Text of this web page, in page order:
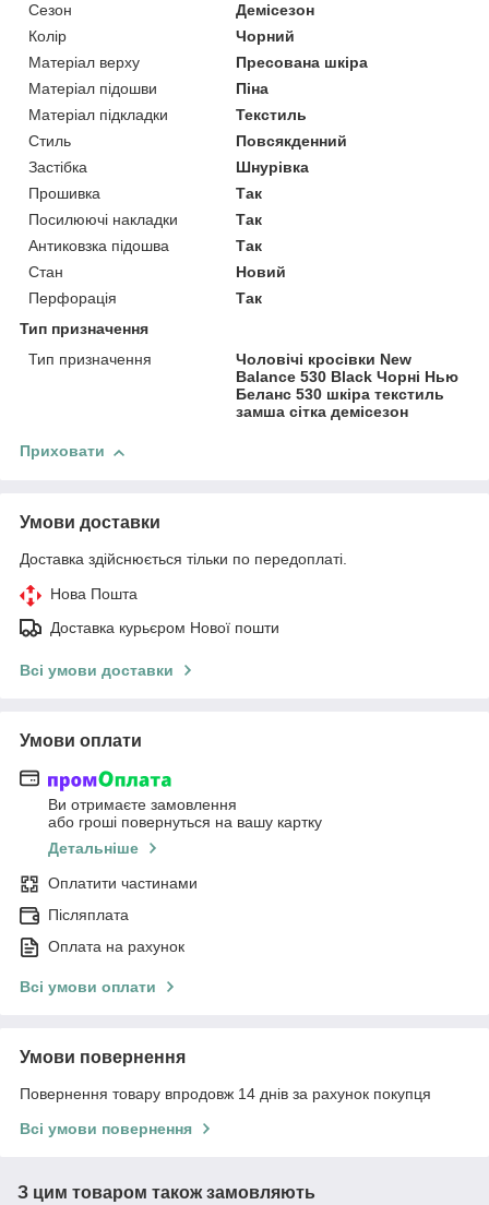
Сезон
Демісезон
Колір
Чорний
Матеріал верху
Пресована шкіра
Матеріал підошви
Піна
Матеріал підкладки
Текстиль
Стиль
Повсякденний
Застібка
Шнурівка
Прошивка
Так
Посилюючі накладки
Так
Антиковзка підошва
Так
Стан
Новий
Перфорація
Так
Тип призначення
Тип призначення
Чоловічі кросівки New
Balance 530 Black Чорні Нью
Беланс 530 шкіра текстиль
замша сітка демісезон
Приховати
Умови доставки
Доставка здійснюється тільки по передоплаті.
Нова Пошта
Доставка курьєром Нової пошти
Всі умови доставки
Умови оплати
Ви отримаєте замовлення
або гроші повернуться на вашу картку
Детальніше
Оплатити частинами
Післяплата
Оплата на рахунок
Всі умови оплати
Умови повернення
Повернення товару впродовж 14 днів за рахунок покупця
Всі умови повернення
З цим товаром також замовляють